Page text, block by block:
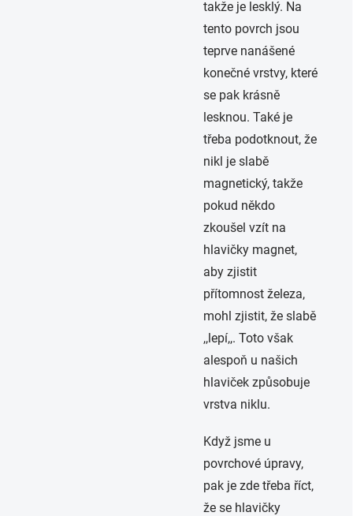
takže je lesklý. Na
tento povrch jsou
teprve nanášené
konečné vrstvy, které
se pak krásně
lesknou. Také je
třeba podotknout, že
nikl je slabě
magnetický, takže
pokud někdo
zkoušel vzít na
hlavičky magnet,
aby zjistit
přítomnost železa,
mohl zjistit, že slabě
,,lepí,,. Toto však
alespoň u našich
hlaviček způsobuje
vrstva niklu.
Když jsme u
povrchové úpravy,
pak je zde třeba říct,
že se hlavičky